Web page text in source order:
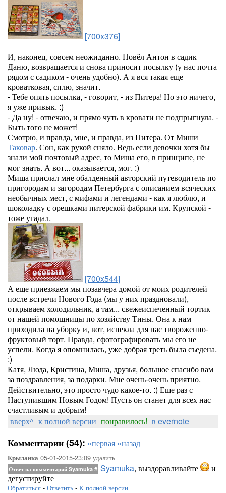
[700x376]
И, наконец, совсем неожиданно. Повёл Антон в садик
Даню, возвращается и снова приносит посылку (у нас почта
рядом с садиком - очень удобно). А я вся такая еще
кроватковая, сплю, значит.
- Тебе опять посылка, - говорит, - из Питера! Но это ничего,
я уже привык. :)
- Да ну! - отвечаю, и прямо чуть в кровати не подпрыгнула. -
Быть того не может!
Смотрю, и правда, мне, и правда, из Питера. От Миши
Таковар. Сон, как рукой сняло. Ведь если девочки хотя бы
знали мой почтовый адрес, то Миша его, в принципе, не
мог знать. А вот... оказывается, мог. :)
Миша прислал мне обалденный авторский путеводитель по
пригородам и загородам Петербурга с описанием всяческих
необычных мест, с мифами и легендами - как я люблю, и
шоколадку с орешками питерской фабрики им. Крупской -
тоже угадал.
[700x544]
А еще приезжаем мы позавчера домой от моих родителей
после встречи Нового Года (мы у них праздновали),
открываем холодильник, а там... свежеиспеченный тортик
от нашей помощницы по хозяйству Тины. Она к нам
приходила на уборку и, вот, испекла для нас твороженно-
фруктовый торт. Правда, сфотографировать мы его не
успели. Когда я опомнилась, уже добрая треть была съедена.
:)
Катя, Люда, Кристина, Миша, друзья, большое спасибо вам
за поздравления, за подарки. Мне очень-очень приятно.
Действительно, это просто чудо какое-то. :) Еще раз с
Наступившим Новым Годом! Пусть он станет для всех нас
счастливым и добрым!
вверх^ к полной версии понравилось! в evernote
Комментарии (54): «первая «назад
Крыланка 05-01-2015-23:09 удалить
Ответ на комментарий Syamuka # Syamuka, выздоравливайте
и
дегустируйте
Обратиться - Ответить - К полной версии